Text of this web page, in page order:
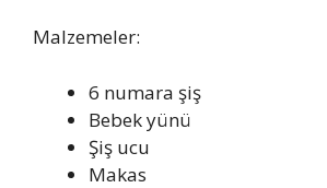
Malzemeler:
6 numara şiş
Bebek yünü
Şiş ucu
Makas